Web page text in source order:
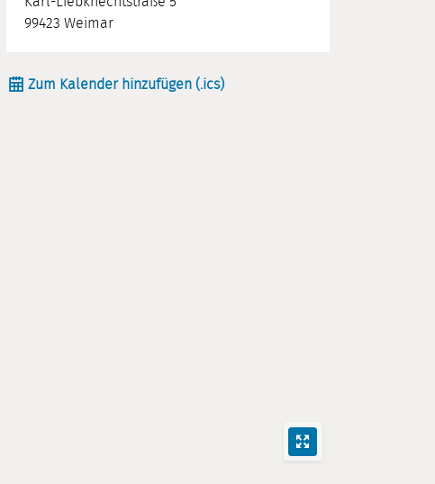
99423 Weimar
Zum Kalender hinzufügen (.ics)